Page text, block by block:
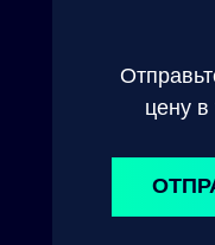
цену в